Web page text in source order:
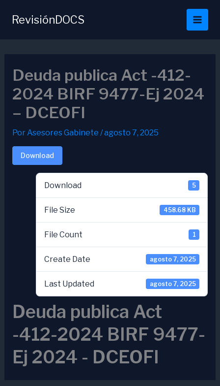
RevisiónDOCS
Deuda publica Act -412-
2024 BIRF 9477-Ej 2024
– DCEOFI
PorAsesores Gabinete /agosto 7, 2025
Download
Download 5
File Size 458.68 KB
File Count 1
Create Date agosto 7, 2025
Last Updated agosto 7, 2025
Deuda publica Act
-412-2024 BIRF 9477-
Ej 2024 - DCEOFI